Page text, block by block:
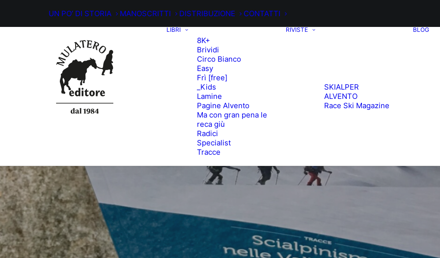
UN PO’ DI STORIA MANOSCRITTI DISTRIBUZIONE CONTATTI
LIBRI
8K+
Brividi
Circo Bianco
Easy
Frì [free]
_Kids
Lamine
Pagine Alvento
Ma con gran pena le
reca giù
Radici
Specialist
Tracce
RIVISTE
SKIALPER
ALVENTO
Race Ski Magazine
BLOG